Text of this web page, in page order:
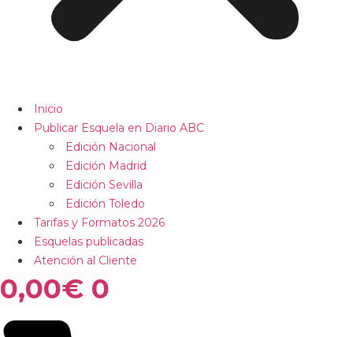
Inicio
Publicar Esquela en Diario ABC
Edición Nacional
Edición Madrid
Edición Sevilla
Edición Toledo
Tarifas y Formatos 2026
Esquelas publicadas
Atención al Cliente
0,00€ 0